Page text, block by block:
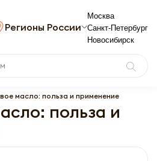
Регионы России
Москва
Санкт-Петербург
Новосибирск
масло: польза и применение
польза и